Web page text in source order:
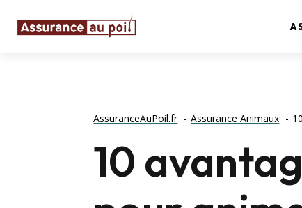
AssuranceAuPoil.fr Assurance Animaux
10